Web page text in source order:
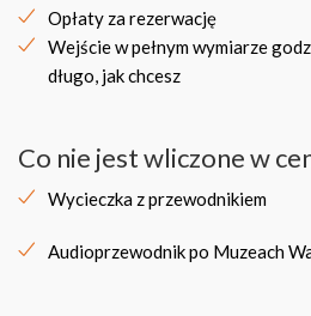
Opłaty za rezerwację
Wejście w pełnym wymiarze
długo, jak chcesz
Co nie jest wliczone w
Wycieczka z przewodnikiem
Audioprzewodnik po Muzeach